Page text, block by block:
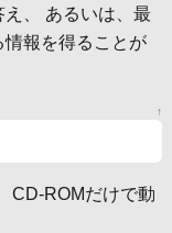
、 あるいは、最
報を得ることが
↑
CD-ROMだけで動